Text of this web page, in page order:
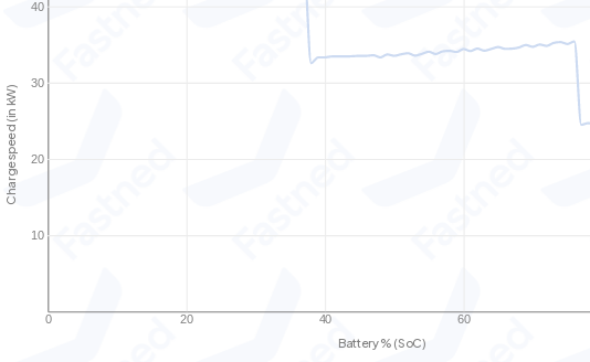
0 20 40 60
10
20
30
40
Battery % (SoC)
Charge speed (in kW)